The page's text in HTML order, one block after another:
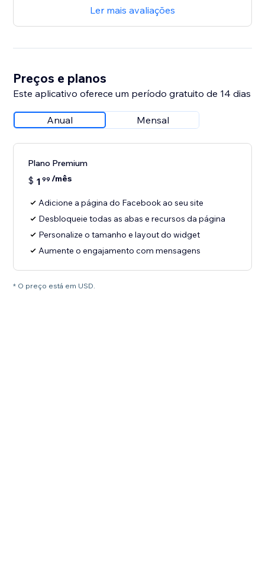
Ler mais avaliações
Preços e planos
Este aplicativo oferece um período gratuito de 14 dias
Anual Mensal
Plano Premium
$ 1 99 /mês
Adicione a página do Facebook ao seu site
Desbloqueie todas as abas e recursos da página
Personalize o tamanho e layout do widget
Aumente o engajamento com mensagens
* O preço está em USD.